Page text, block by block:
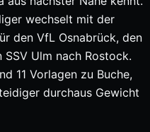
wechselt mit der
den VfL Osnabrück, den
Ulm nach Rostock.
11 Vorlagen zu Buche,
durchaus Gewicht